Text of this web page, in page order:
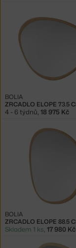
BOLIA
4 - 6 týdnů, 18 975 Kč
BOLIA
Skladem 1 ks, 17 980 Kč